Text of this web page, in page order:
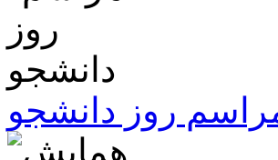
روز دانشجو